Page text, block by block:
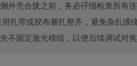
侧外壳合拢之前，务必仔细检查所有
扎带或胶布捆扎整齐，避免杂乱缠
不固定激光模组，以便后续调试对